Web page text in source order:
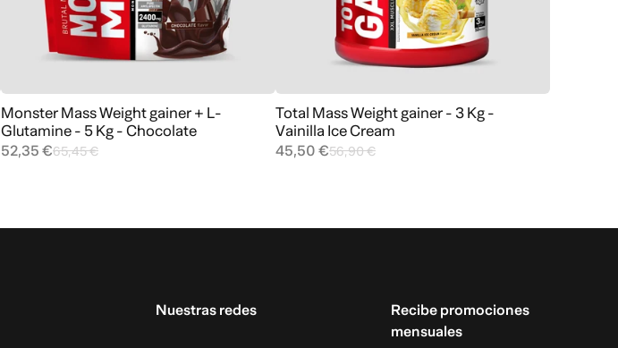
Agregar al carrito
Monster Mass Weight gainer + L-
Glutamine - 5 Kg - Chocolate
52,35 €65,45 €
Agregar al carrito
Total Mass Weight gainer - 3 Kg -
Vainilla Ice Cream
45,50 €56,90 €
Nuestras redes
Recibe promociones
mensuales